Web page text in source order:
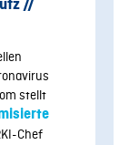
//
stellt
Chef